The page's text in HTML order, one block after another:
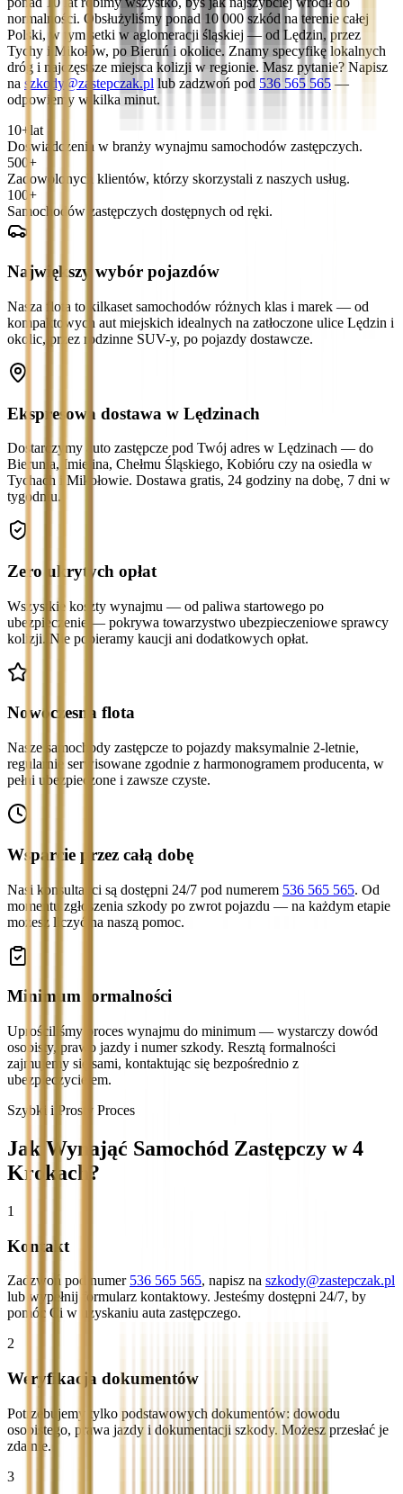
normalności. Obsłużyliśmy ponad 10 000 szkód na terenie całej
Polski, w tym setki w aglomeracji śląskiej — od Lędzin, przez
Tychy i Mikołów, po Bieruń i okolice. Znamy specyfikę lokalnych
dróg i najczęstsze miejsca kolizji w regionie. Masz pytanie? Napisz
na szkody@zastepczak.pl lub zadzwoń pod 536 565 565 —
odpowiemy w kilka minut.
10+ lat
Doświadczenia w branży wynajmu samochodów zastępczych.
500+
Zadowolonych klientów, którzy skorzystali z naszych usług.
100+
Samochodów zastępczych dostępnych od ręki.
Największy wybór pojazdów
Nasza flota to kilkaset samochodów różnych klas i marek — od
kompaktowych aut miejskich idealnych na zatłoczone ulice Lędzin i
okolic, przez rodzinne SUV-y, po pojazdy dostawcze.
Ekspresowa dostawa w Lędzinach
Dostarczymy auto zastępcze pod Twój adres w Lędzinach — do
Bierunia, Imielina, Chełmu Śląskiego, Kobióru czy na osiedla w
Tychach i Mikołowie. Dostawa gratis, 24 godziny na dobę, 7 dni w
tygodniu.
Zero ukrytych opłat
Wszystkie koszty wynajmu — od paliwa startowego po
ubezpieczenie — pokrywa towarzystwo ubezpieczeniowe sprawcy
kolizji. Nie pobieramy kaucji ani dodatkowych opłat.
Nowoczesna flota
Nasze samochody zastępcze to pojazdy maksymalnie 2-letnie,
regularnie serwisowane zgodnie z harmonogramem producenta, w
pełni ubezpieczone i zawsze czyste.
Wsparcie przez całą dobę
Nasi konsultanci są dostępni 24/7 pod numerem 536 565 565. Od
momentu zgłoszenia szkody po zwrot pojazdu — na każdym etapie
możesz liczyć na naszą pomoc.
Minimum formalności
Uprościliśmy proces wynajmu do minimum — wystarczy dowód
osobisty, prawo jazdy i numer szkody. Resztą formalności
zajmujemy się sami, kontaktując się bezpośrednio z
ubezpieczycielem.
Szybki i Prosty Proces
Jak Wynająć Samochód Zastępczy w 4
Krokach?
1
Kontakt
Zadzwoń pod numer 536 565 565, napisz na szkody@zastepczak.pl
lub wypełnij formularz kontaktowy. Jesteśmy dostępni 24/7, by
pomóc Ci w uzyskaniu auta zastępczego.
2
Weryfikacja dokumentów
Potrzebujemy tylko podstawowych dokumentów: dowodu
osobistego, prawa jazdy i dokumentacji szkody. Możesz przesłać je
zdalnie.
3